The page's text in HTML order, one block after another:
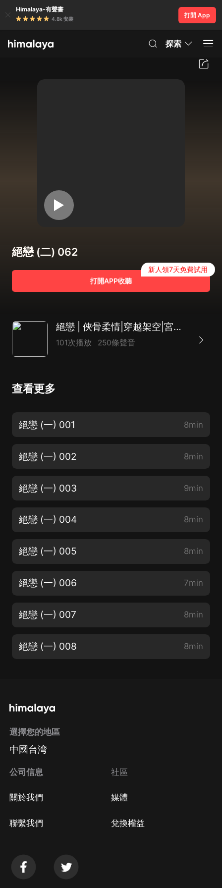
Himalaya-有聲書
4.8k 安裝
打開 App
探索
絕戀 (二) 062
打開APP收聽
新人領7天免費試用
絕戀 | 俠骨柔情|穿越架空|宮廷虐戀|歡喜冤家
101次播放 250條聲音
查看更多
絕戀 (一) 001 8min
絕戀 (一) 002 8min
絕戀 (一) 003 9min
絕戀 (一) 004 8min
絕戀 (一) 005 8min
絕戀 (一) 006 7min
絕戀 (一) 007 8min
絕戀 (一) 008 8min
選擇您的地區
中國台湾
公司信息
關於我們
聯繫我們
社區
媒體
兌換權益